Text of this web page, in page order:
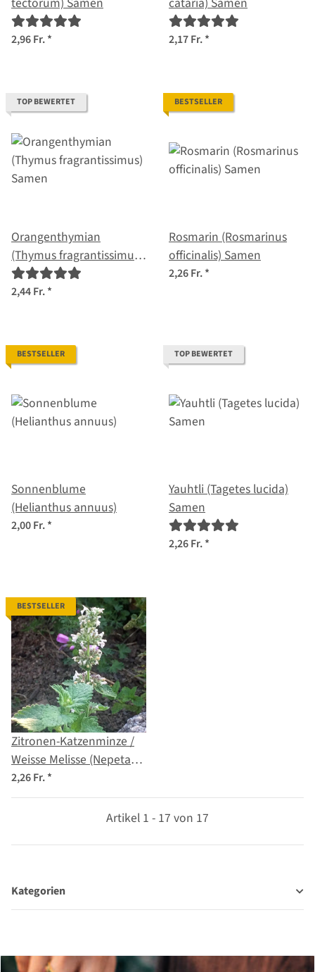
2,96 Fr.* 2,17 Fr.*
TOP BEWERTET
Orangenthymian
(Thymus fragrantissimus)
Samen
2,44 Fr.*
BESTSELLER
Rosmarin (Rosmarinus
officinalis) Samen
2,26 Fr.*
BESTSELLER
Sonnenblume
(Helianthus annuus)
2,00 Fr.*
TOP BEWERTET
Yauhtli (Tagetes lucida)
Samen
2,26 Fr.*
BESTSELLER
Zitronen-Katzenminze /
Weisse Melisse (Nepeta
cataria ssp. citriodora)
Samen
2,26 Fr.*
Artikel 1 - 17 von 17
Kategorien